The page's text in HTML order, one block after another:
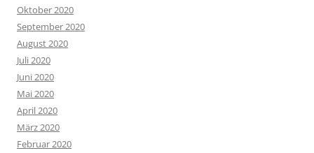
Oktober 2020
September 2020
August 2020
Juli 2020
Juni 2020
Mai 2020
April 2020
März 2020
Februar 2020